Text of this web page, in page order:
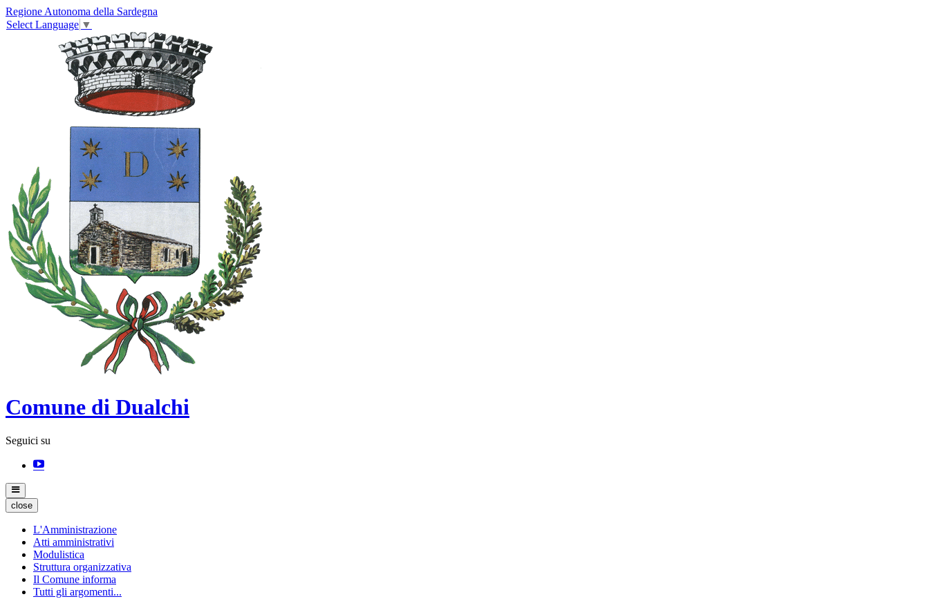
Regione Autonoma della Sardegna
Select Language ▼
Comune di Dualchi
Seguici su
close
L'Amministrazione
Atti amministrativi
Modulistica
Struttura organizzativa
Il Comune informa
Tutti gli argomenti...